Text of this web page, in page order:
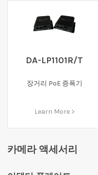
DA-LP1101R/T
장거리 PoE 증폭기
Learn More >
카메라 액세서리